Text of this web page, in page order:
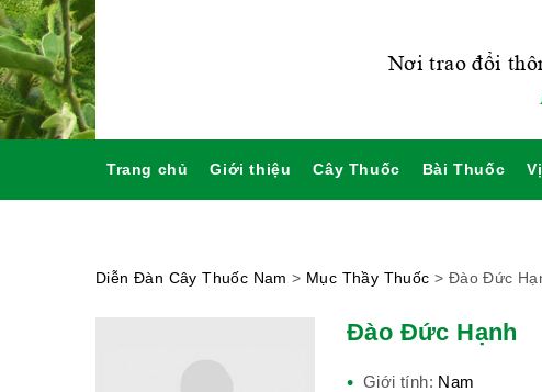
Nơi trao đổi
Trang chủ Giới thiệu Cây Thuốc Bài Thuốc
Diễn Đàn Cây Thuốc Nam > Mục Thầy Thuốc > Đào Đức
Đào Đức Hạnh
Giới tính: Nam